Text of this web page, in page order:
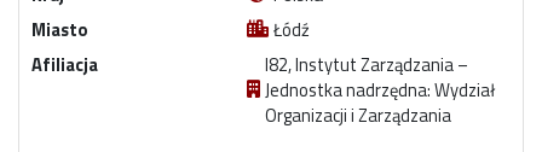
Miasto
Łódź
Afiliacja
I82, Instytut Zarządzania –
Jednostka nadrzędna: Wydział
Organizacji i Zarządzania